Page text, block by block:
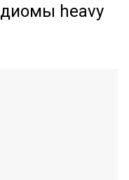
heavy